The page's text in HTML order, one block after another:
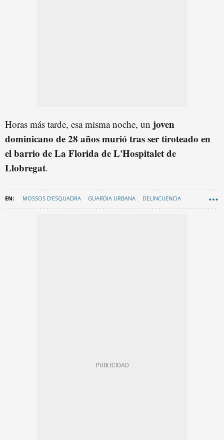
Horas más tarde, esa misma noche, un joven
dominicano de 28 años murió tras ser tiroteado en
el barrio de La Florida de L'Hospitalet de
Llobregat.
MOSSOS D'ESQUADRA GUARDIA URBANA DELINCUENCIA